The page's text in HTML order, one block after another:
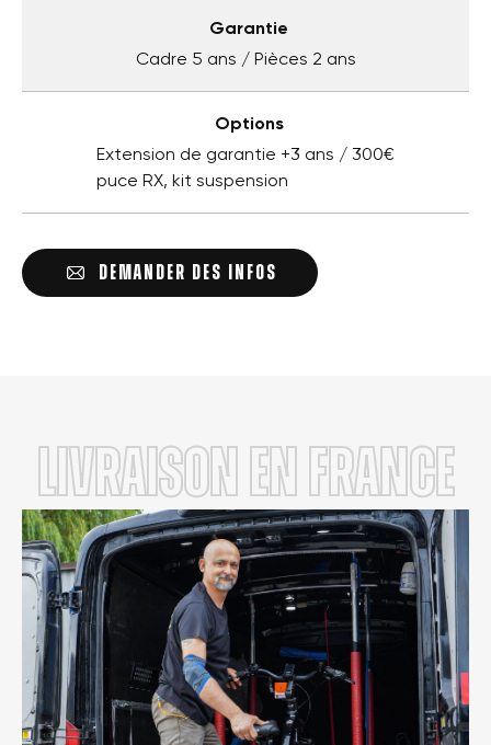
Garantie
Cadre 5 ans / Pièces 2 ans
Options
Extension de garantie +3 ans / 300€
puce RX, kit suspension
DEMANDER DES INFOS
LIVRAISON en FRANCE